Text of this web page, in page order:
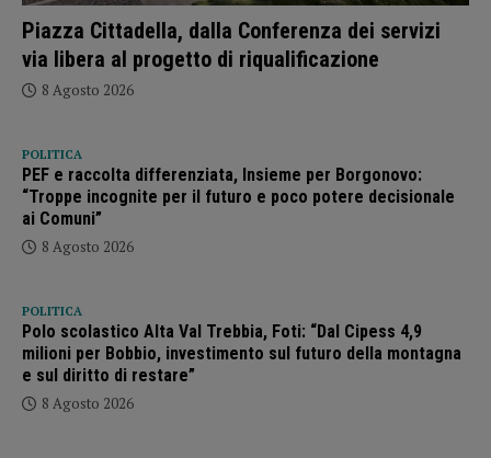
Piazza Cittadella, dalla Conferenza dei servizi
via libera al progetto di riqualificazione
8 Agosto 2026
POLITICA
PEF e raccolta differenziata, Insieme per Borgonovo:
“Troppe incognite per il futuro e poco potere decisionale
ai Comuni”
8 Agosto 2026
POLITICA
Polo scolastico Alta Val Trebbia, Foti: “Dal Cipess 4,9
milioni per Bobbio, investimento sul futuro della montagna
e sul diritto di restare”
8 Agosto 2026